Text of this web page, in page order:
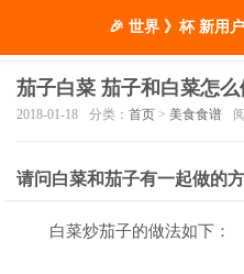
茄子白菜 茄子和白菜怎
2018-01-18 分类： 首页 > 美食食谱
请问白菜和茄子有一起做的
白菜炒茄子的做法如下：
🎉 世界 》杯 新用